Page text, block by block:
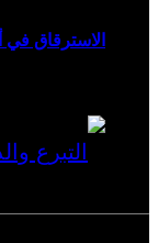
الاسترقاق في